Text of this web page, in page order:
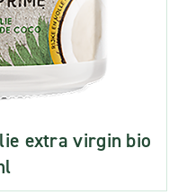
extra virgin bio